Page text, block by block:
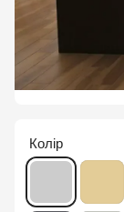
Колір